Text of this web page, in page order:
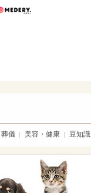
まい肉
葬儀 美容・健康 豆知識